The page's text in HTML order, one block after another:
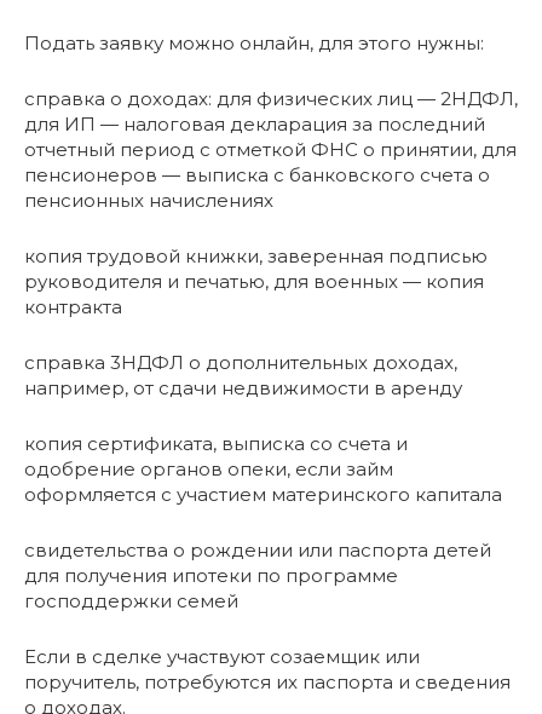
Подать заявку можно онлайн, для этого нужны:
справка о доходах: для физических лиц — 2НДФЛ,
для ИП — налоговая декларация за последний
отчетный период с отметкой ФНС о принятии, для
пенсионеров — выписка с банковского счета о
пенсионных начислениях
копия трудовой книжки, заверенная подписью
руководителя и печатью, для военных — копия
контракта
справка 3НДФЛ о дополнительных доходах,
например, от сдачи недвижимости в аренду
копия сертификата, выписка со счета и
одобрение органов опеки, если займ
оформляется с участием материнского капитала
свидетельства о рождении или паспорта детей
для получения ипотеки по программе
господдержки семей
Если в сделке участвуют созаемщик или
поручитель, потребуются их паспорта и сведения
о доходах.